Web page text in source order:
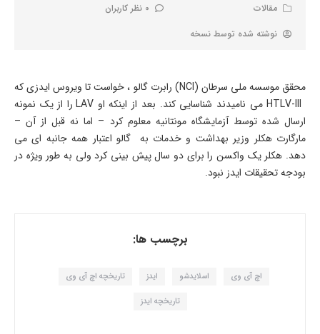
مقالات
0 نظر کاربران
نوشته شده توسط نسخه
محقق موسسه ملی سرطان (NCI) رابرت گالو ، خواست تا ویروس ایدزی که
HTLV-III می نامیدند شناسایی کند. بعد از اینکه او LAV را از یک نمونه
ارسال شده توسط آزمایشگاه مونتانیه معلوم کرد – اما نه قبل از آن –
مارگارت هکلر وزیر بهداشت و خدمات به گالو اعتبار همه جانبه ای می
دهد. هکلر یک واکسن را برای دو سال پیش بینی کرد ولی به طور ویژه در
بودجه تحقیقات ایدز نبود.
برچسب ها:
اچ آی وی اسلایدشو ایدز تاریخچه اچ آی وی
تاریخچه ایدز